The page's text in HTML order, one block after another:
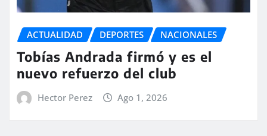
ACTUALIDAD DEPORTES NACIONALES
Tobías Andrada firmó y es el
nuevo refuerzo del club
Hector Perez Ago 1, 2026